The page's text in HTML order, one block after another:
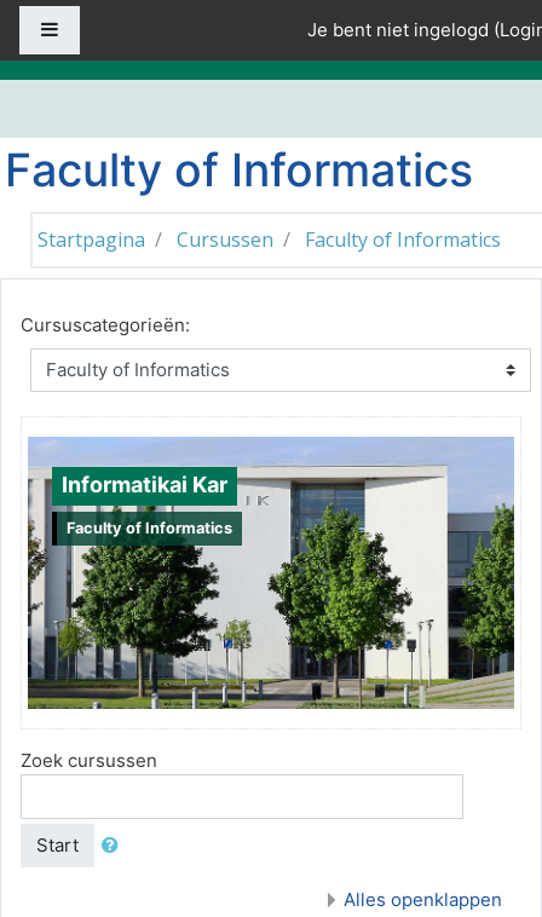
Ga naar hoofdinhoud
Je bent niet ingelogd (
Faculty of Informatics
Startpagina Cursussen Faculty of Informatics
Cursuscategorieën:
Informatikai Kar
Faculty of Informatics
Zoek cursussen
Start
Alles openklappen